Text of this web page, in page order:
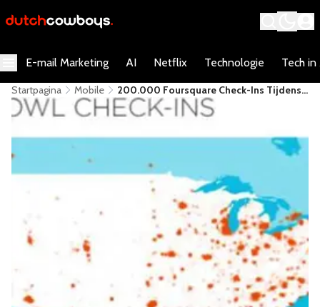
E-mail Marketing AI Netflix Technologie Tech in
Startpagina Mobile
200.000 Foursquare Check-Ins Tijdens
De Super Bowl